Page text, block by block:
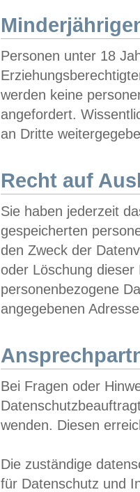
Personen unter 18
werden keine
angefordert.
an Dritte
Recht auf
Sie haben jederzeit
gespeicherten
den Zweck der
oder Löschung
personenbezogene
angegebenen
Bei Fragen oder
wenden. Diesen
Die zuständige
für Datenschutz und